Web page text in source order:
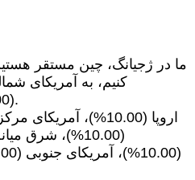
(10.00٪)، شمال می فروشیم.